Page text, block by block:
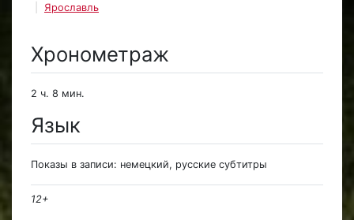
Ярославль
Хронометраж
2 ч. 8 мин.
Язык
Показы в записи: немецкий, русские субтитры
12+